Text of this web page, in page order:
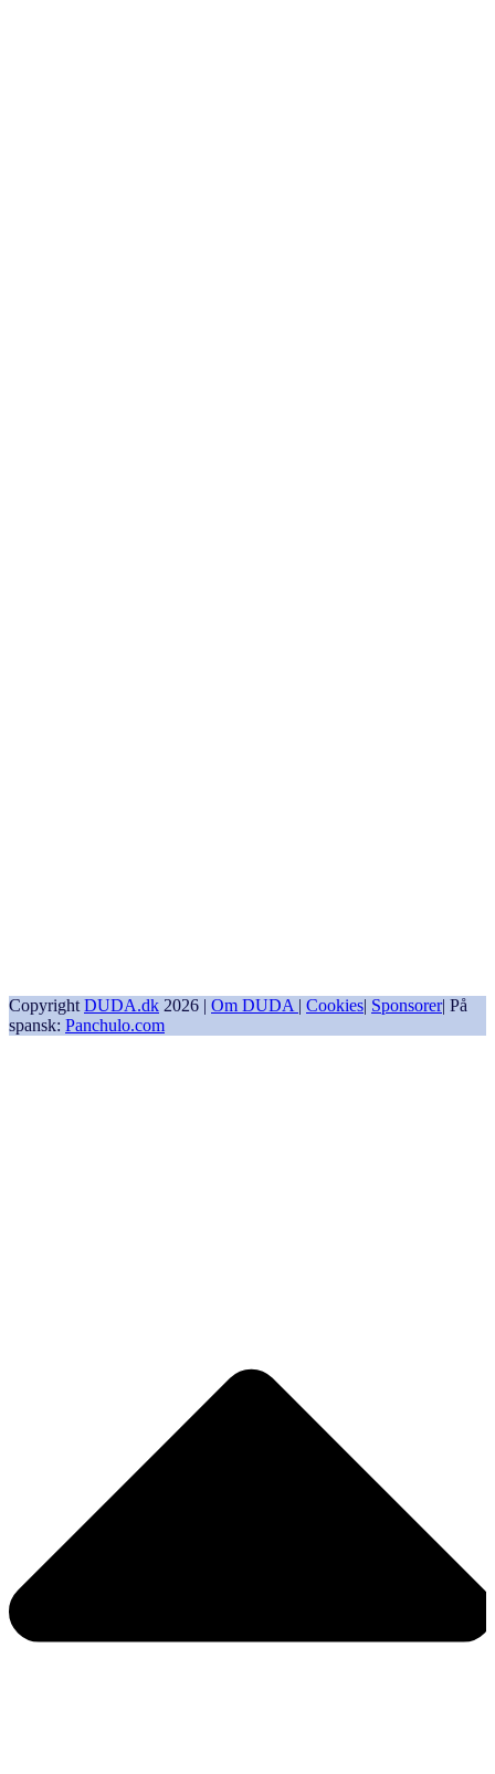
Copyright DUDA.dk 2026 | Om DUDA | Cookies| Sponsorer| På
spansk: Panchulo.com